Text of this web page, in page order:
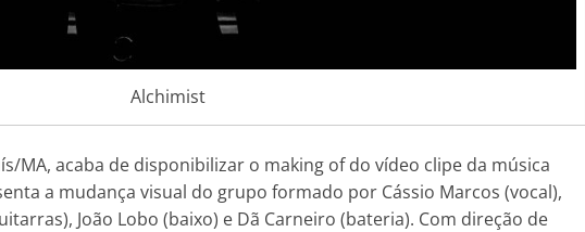
Alchimist
MA, acaba de disponibilizar o making of do vídeo clipe da música
a mudança visual do grupo formado por Cássio Marcos (vocal),
João Lobo (baixo) e Dã Carneiro (bateria). Com direção de